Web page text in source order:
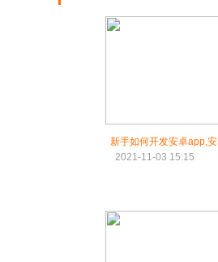
新手如何开发安卓app,
2021-11-03 15:15